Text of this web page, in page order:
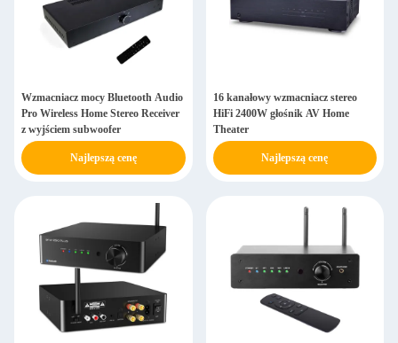
Wzmacniacz mocy Bluetooth Audio
Pro Wireless Home Stereo Receiver
z wyjściem subwoofer
Najlepszą cenę
16 kanałowy wzmacniacz stereo
HiFi 2400W głośnik AV Home
Theater
Najlepszą cenę